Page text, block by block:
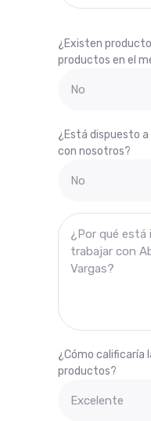
¿Existen
productos en el
¿Está dispuesto
con nosotros?
¿Cómo calificaría
productos?